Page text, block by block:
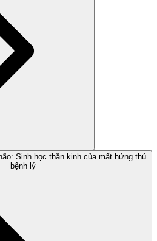
Sinh học thần kinh của mất hứng thú
bệnh lý